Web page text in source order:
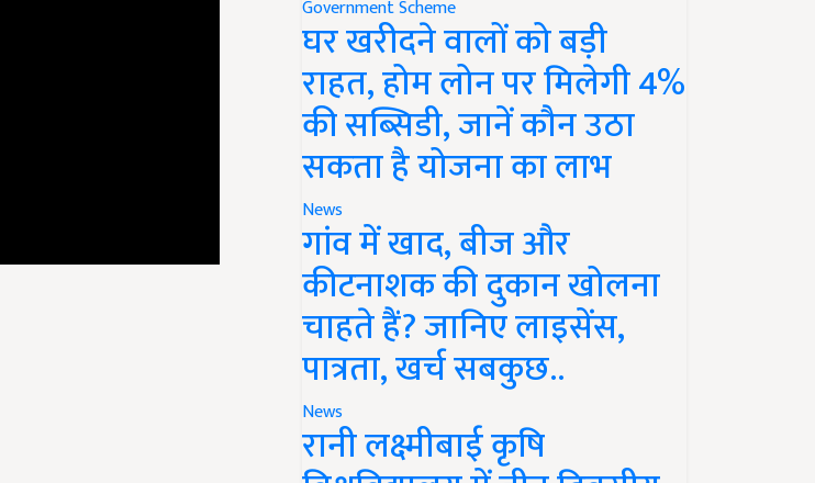
Government Scheme
घर खरीदने वालों को बड़ी
राहत, होम लोन पर मिलेगी 4%
की सब्सिडी, जानें कौन उठा
सकता है योजना का लाभ
News
गांव में खाद, बीज और
कीटनाशक की दुकान खोलना
चाहते हैं? जानिए लाइसेंस,
पात्रता, खर्च सबकुछ..
News
रानी लक्ष्मीबाई कृषि